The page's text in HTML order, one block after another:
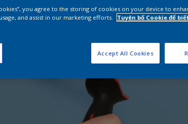
you agree to the storing of cookies on your device to
and assist in our marketing efforts.
Tuyên bố Cookie để
Accept All Cookies